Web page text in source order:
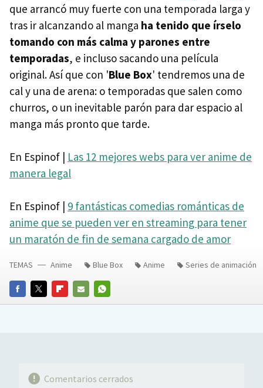
que arrancó muy fuerte con una temporada larga y
tras ir alcanzando al manga ha tenido que írselo
tomando con más calma y parones entre
temporadas, e incluso sacando una película
original. Así que con 'Blue Box' tendremos una de
cal y una de arena: o temporadas que salen como
churros, o un inevitable parón para dar espacio al
manga más pronto que tarde.
En Espinof | Las 12 mejores webs para ver anime de
manera legal
En Espinof | 9 fantásticas comedias románticas de
anime que se pueden ver en streaming para tener
un maratón de fin de semana cargado de amor
FACEBOOKTWITTERFLIPBOARD
E-
WHATSAPP
TEMAS Anime Blue Box Anime Series de animación
Comentarios cerrados